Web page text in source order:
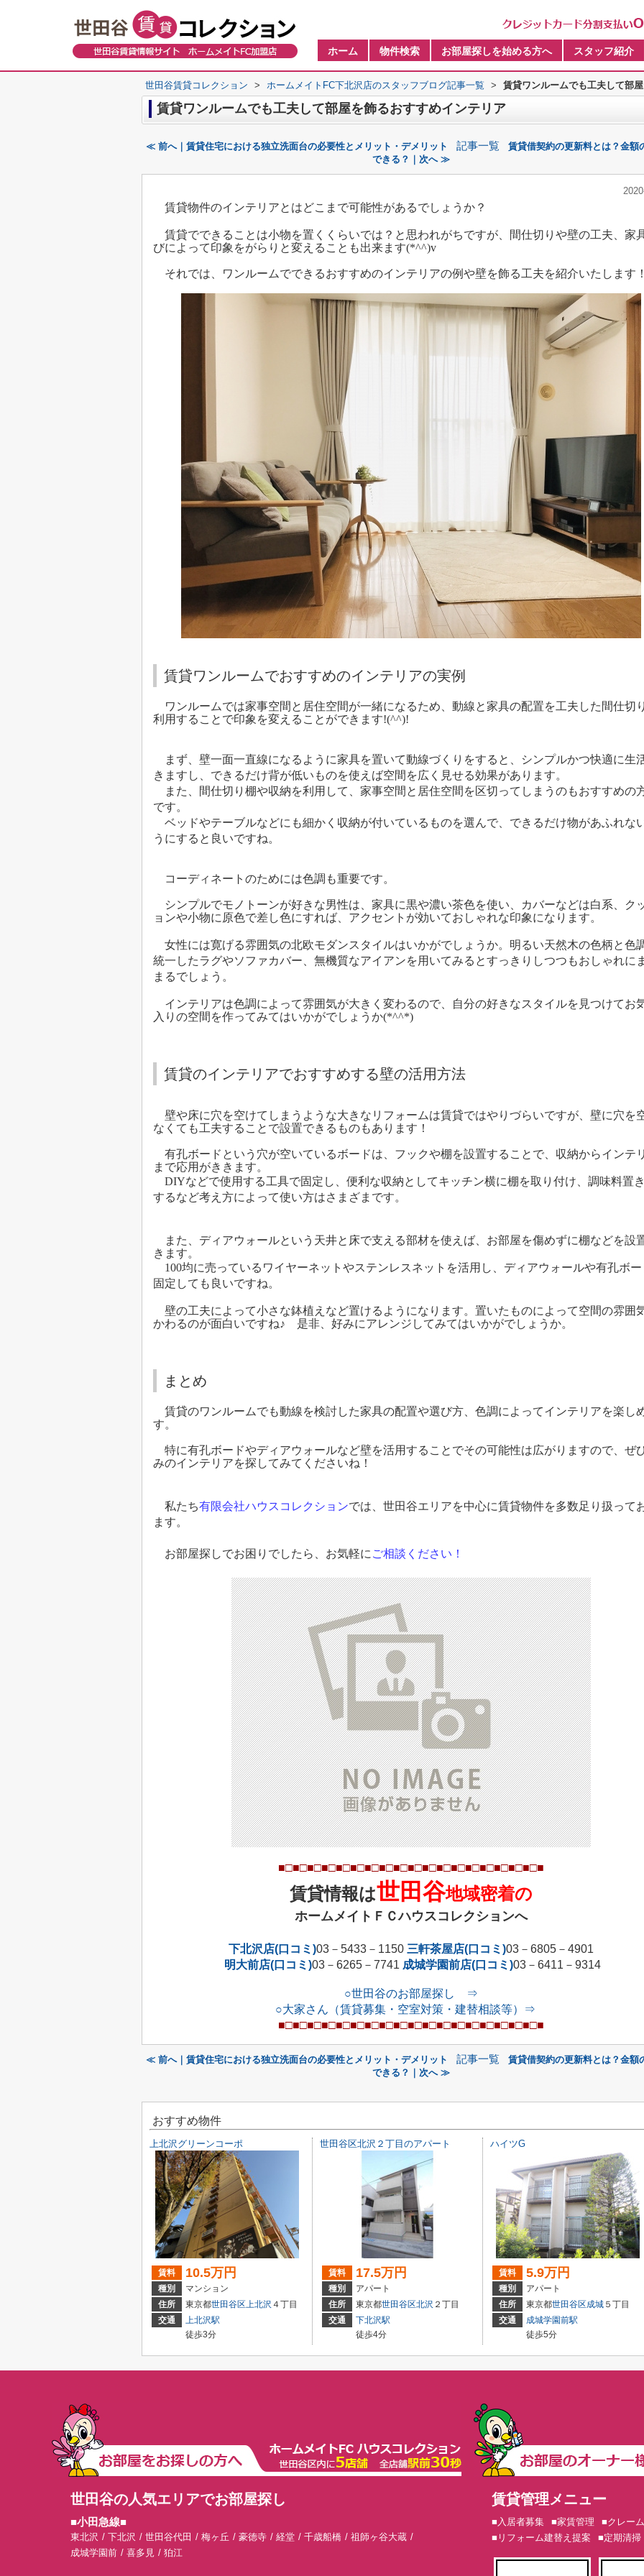
ホーム 物件検索 お部屋探しを始める方へ スタッフ紹介
世田谷賃貸コレクション > ホームメイトFC下北沢店のスタッフブログ記事一覧 > 賃貸ワンルームでも工夫して部
賃貸ワンルームでも工夫して部屋を飾るおすすめインテリア
≪ 前へ｜賃貸住宅における独立洗面台の必要性とメリット・デメリット 記事一覧
賃貸借契約の更新料とは？金額
できる？｜次へ ≫
賃貸物件のインテリアとはどこまで可能性があるでしょうか？
賃貸でできることは小物を置くくらいでは？と思われがちですが、間仕切りや壁の工夫、家
びによって印象をがらりと変えることも出来ます(*^^)v
それでは、ワンルームでできるおすすめのインテリアの例や壁を飾る工夫を紹介いたします！
賃貸ワンルームでおすすめのインテリアの実例
ワンルームでは家事空間と居住空間が一緒になるため、動線と家具の配置を工夫した間仕切
利用することで印象を変えることができます!(^^)!
まず、壁一面一直線になるように家具を置いて動線づくりをすると、シンプルかつ快適に生
きますし、 できるだけ背が低いものを使えば空間を広く見せる効果があります。
また、間仕切り棚や収納を利用して、家事空間と居住空間を区切ってしまうのもおすすめの
です。
ベッドやテーブルなどにも細かく収納が付いているものを選んで、できるだけ物があふれな
うにすると良いですね。
コーディネートのためには色調も重要です。
シンプルでモノトーンが好きな男性は、家具に黒や濃い茶色を使い、カバーなどは白系、ク
ョンや小物に原色で差し色にすれば、アクセントが効いておしゃれな印象になります。
女性には寛げる雰囲気の北欧モダンスタイルはいかがでしょうか。 明るい天然木の色柄と色
統一したラグやソファカバー、無機質なアイアンを用いてみるとすっきりしつつもおしゃれに
まるでしょう。
インテリアは色調によって雰囲気が大きく変わるので、自分の好きなスタイルを見つけてお
入りの空間を作ってみてはいかがでしょうか(*^^*)
賃貸のインテリアでおすすめする壁の活用方法
壁や床に穴を空けてしまうような大きなリフォームは賃貸ではやりづらいですが、壁に穴を
なくても工夫することで設置できるものもあります！
有孔ボードという穴が空いているボードは、フックや棚を設置することで、収納からインテ
まで応用がききます。
DIYなどで使用する工具で固定し、便利な収納としてキッチン横に棚を取り付け、調味料置
するなど考え方によって使い方はさまざまです。
また、ディアウォールという天井と床で支える部材を使えば、お部屋を傷めずに棚などを設
きます。
100均に売っているワイヤーネットやステンレスネットを活用し、ディアウォールや有孔ボー
固定しても良いですね。
壁の工夫によって小さな鉢植えなど置けるようになります。置いたものによって空間の雰囲
かわるのが面白いですね♪ 是非、好みにアレンジしてみてはいかがでしょうか。
まとめ
賃貸のワンルームでも動線を検討した家具の配置や選び方、色調によってインテリアを楽し
す。
特に有孔ボードやディアウォールなど壁を活用することでその可能性は広がりますので、ぜ
みのインテリアを探してみてくださいね！
私たち有限会社ハウスコレクションでは、世田谷エリアを中心に賃貸物件を多数足り扱って
ます。
お部屋探しでお困りでしたら、お気軽に ご相談 ください！
■□■□■□■□■□■□■□■□■□■□■□■□■□■□■□■□■□■□■
賃貸情報は世田谷地域密着の
ホームメイトＦＣハウスコレクションへ
下北沢店(口コミ)03 － 5433 － 1150 三軒茶屋店(口コミ)03 － 6805 － 4901
明大前店(口コミ)03 － 6265 － 7741 成城学園前店(口コミ)03 － 6411 － 9314
○世田谷のお部屋探し ⇒
○大家さん（賃貸募集・空室対策・建替相談等）⇒
■□■□■□■□■□■□■□■□■□■□■□■□■□■□■□■□■□■□■
≪ 前へ｜賃貸住宅における独立洗面台の必要性とメリット・デメリット 記事一覧
賃貸借契約の更新料とは？金額
できる？｜次へ ≫
おすすめ物件
上北沢グリーンコーポ
賃料 10.5万円
種別
マンション
住所
東京都世田谷区上北沢 ４丁目
交通
上北沢駅
徒歩3分
世田谷区北沢２丁目のアパート
賃料 17.5万円
種別
アパート
住所
東京都世田谷区北沢 ２丁目
交通
下北沢駅
徒歩4分
ハイツG
賃料 5.9万円
種別
アパート
住所
東京都世田谷区成城 ５丁目
交通
成城学園前駅
徒歩5分
世田谷の人気エリアでお部屋探し
■小田急線■
東北沢 下北沢 世田谷代田 梅ヶ丘 豪徳寺 経堂 千歳船橋
祖師ヶ谷大蔵
成城学園前
喜多見 狛江
賃貸管理メニュー
■入居者募集 ■家賃管理 ■クレー
■リフォーム建替え提案
■定期清掃